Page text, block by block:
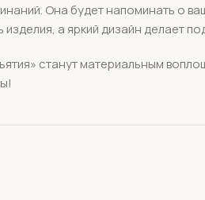
Она будет напоминать о
а яркий дизайн делает
станут материальным